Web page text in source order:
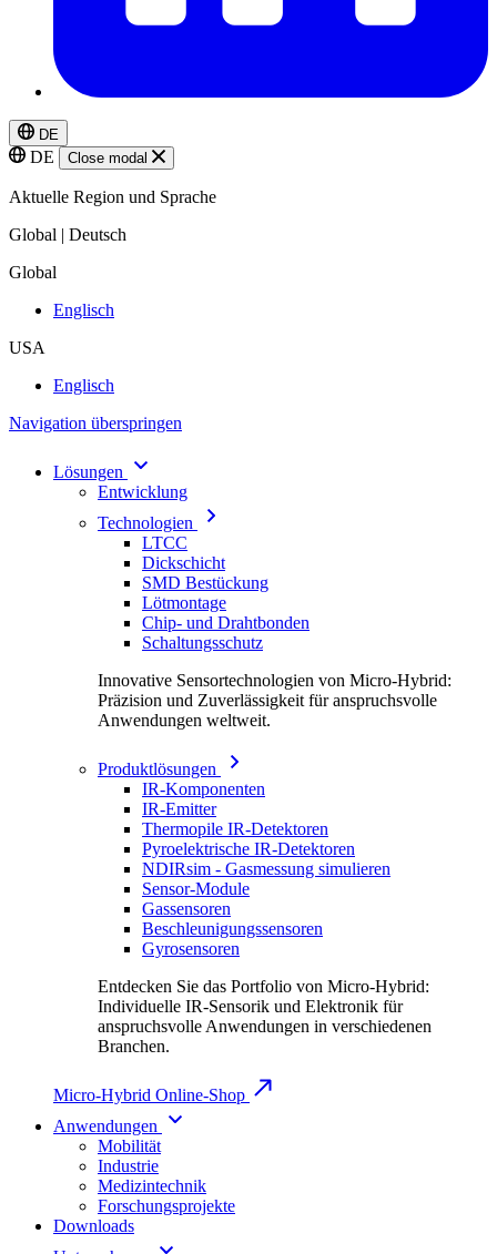
DE
DE Close modal
Aktuelle Region und Sprache
Global | Deutsch
Global
Englisch
USA
Englisch
Navigation überspringen
Lösungen
Entwicklung
Technologien
LTCC
Dickschicht
SMD Bestückung
Lötmontage
Chip- und Drahtbonden
Schaltungsschutz
Innovative Sensortechnologien von Micro-Hybrid:
Präzision und Zuverlässigkeit für anspruchsvolle
Anwendungen weltweit.
Produktlösungen
IR-Komponenten
IR-Emitter
Thermopile IR-Detektoren
Pyroelektrische IR-Detektoren
NDIRsim - Gasmessung simulieren
Sensor-Module
Gassensoren
Beschleunigungssensoren
Gyrosensoren
Entdecken Sie das Portfolio von Micro-Hybrid:
Individuelle IR-Sensorik und Elektronik für
anspruchsvolle Anwendungen in verschiedenen
Branchen.
Micro-Hybrid Online-Shop
Anwendungen
Mobilität
Industrie
Medizintechnik
Forschungsprojekte
Downloads